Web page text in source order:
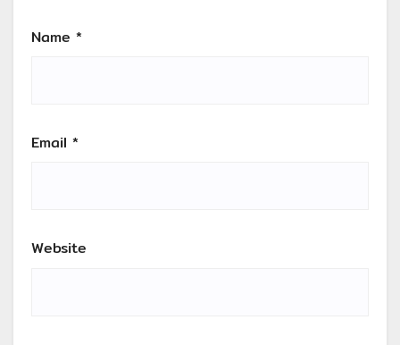
Name *
Email *
Website